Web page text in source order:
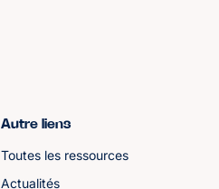
Autre liens
Toutes les ressources
Actualités